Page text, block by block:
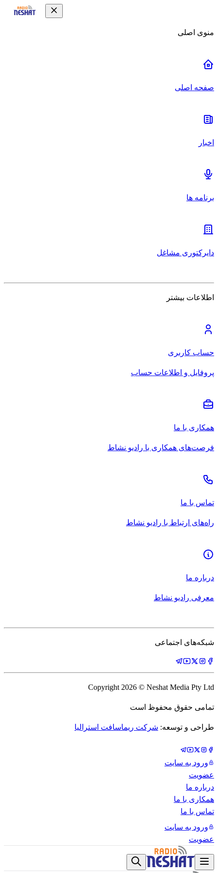
منوی اصلی
صفحه اصلی
اخبار
برنامه ها
دایرکتوری مشاغل
اطلاعات بیشتر
حساب کاربری
پروفایل و اطلاعات حساب
همکاری با ما
فرصت‌های همکاری با رادیو نشاط
تماس با ما
راه‌های ارتباط با رادیو نشاط
درباره ما
معرفی رادیو نشاط
شبکه‌های اجتماعی
Copyright 2026 © Neshat Media Pty Ltd
تمامی حقوق محفوظ است
طراحی و توسعه: شرکت ریماسافت استرالیا
ورود به سایت
عضویت
درباره ما
همکاری با ما
تماس با ما
ورود به سایت
عضویت